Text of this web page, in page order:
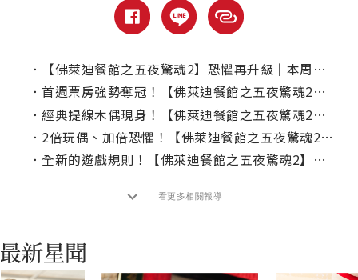
．
【佛萊迪餐館之五夜驚魂2】恐懼再升級｜本周上線、電視首播推薦
． 首週票房強勢奪冠！【佛萊迪餐館之五夜驚魂2】全球首週票房破1.09億美元！
． 經典提線木偶現身！【佛萊迪餐館之五夜驚魂2】演員大讚「宛如走進電玩世界」
． 2倍玩偶、加倍恐懼！【佛萊迪餐館之五夜驚魂2】女神竟是電玩鐵粉
． 全新的遊戲規則！【佛萊迪餐館之五夜驚魂2】恐懼全面升級
看更多相關報導